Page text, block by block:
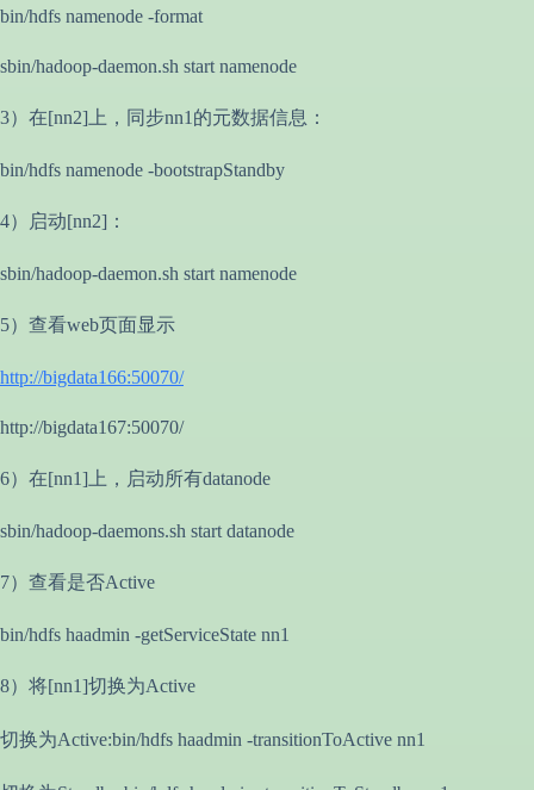
bin/hdfs namenode -format
sbin/hadoop-daemon.sh start namenode
3）在[nn2]上，同步nn1的元数据信息：
bin/hdfs namenode -bootstrapStandby
4）启动[nn2]：
sbin/hadoop-daemon.sh start namenode
5）查看web页面显示
http://bigdata166:50070/
http://bigdata167:50070/
6）在[nn1]上，启动所有datanode
sbin/hadoop-daemons.sh start datanode
7）查看是否Active
bin/hdfs haadmin -getServiceState nn1
8）将[nn1]切换为Active
切换为Active:bin/hdfs haadmin -transitionToActive nn1